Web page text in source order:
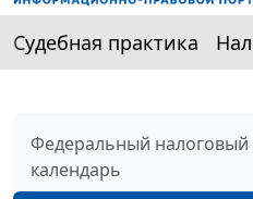
Судебная практика
Федеральный налоговый
календарь